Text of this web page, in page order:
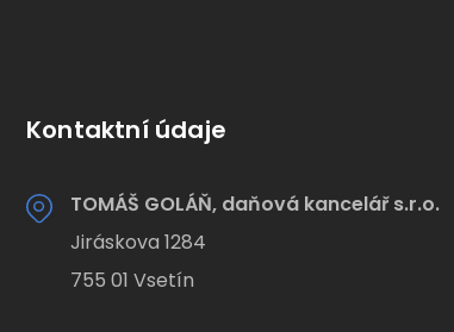
Kontaktní údaje
TOMÁŠ GOLÁŇ, daňová kancelář s.r.o.
Jiráskova 1284
755 01 Vsetín